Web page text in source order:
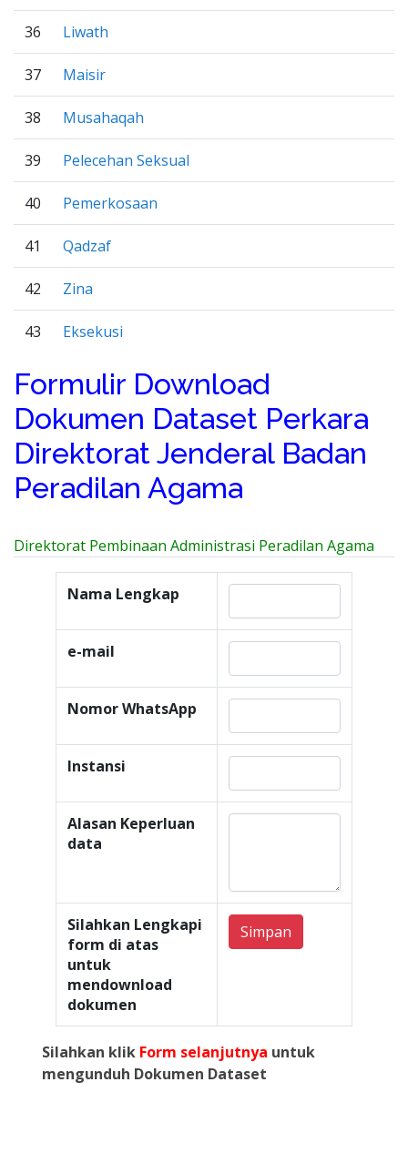
36 Liwath
37 Maisir
38 Musahaqah
39 Pelecehan Seksual
40 Pemerkosaan
41 Qadzaf
42 Zina
43 Eksekusi
Formulir Download
Dokumen Dataset Perkara
Direktorat Jenderal Badan
Peradilan Agama
Direktorat Pembinaan Administrasi Peradilan Agama
Nama Lengkap
e-mail
Nomor WhatsApp
Instansi
Alasan Keperluan
data
Silahkan Lengkapi
form di atas
untuk
mendownload
dokumen
Simpan
Silahkan klik Form selanjutnya untuk
mengunduh Dokumen Dataset